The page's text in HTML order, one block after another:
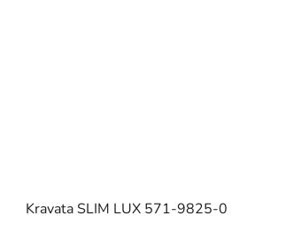
Kravata SLIM LUX 571-9825-0